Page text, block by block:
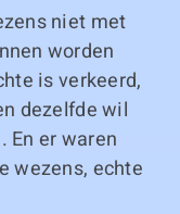
niet met
worden
is verkeerd,
dezelfde wil
En er waren
wezens, echte